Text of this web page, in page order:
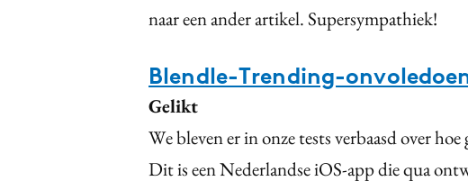
naar een ander artikel. Supersympathiek!
Blendle-Trending-
Gelikt
We bleven er in onze tests verbaasd over
Dit is een Nederlandse iOS-app die qua